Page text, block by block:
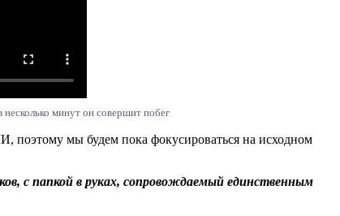
минут он совершит побег
поэтому мы будем пока фокусироваться на исходном
с папкой в руках, сопровождаемый единственным